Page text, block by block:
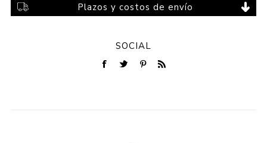
Plazos y costos de envío
SOCIAL